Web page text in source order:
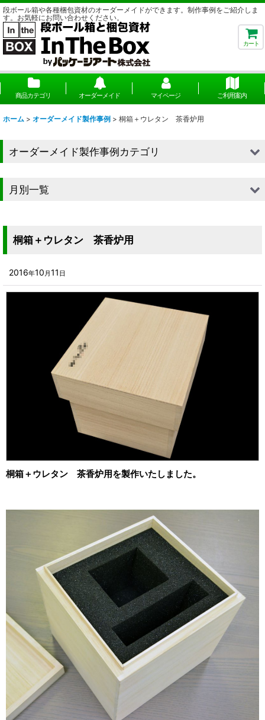
段ボール箱や各種梱包資材のオーダーメイドができます。制作事例をご紹介しま
す。お気軽にお問い合わせください。
カート
商品カテゴリ オーダーメイド マイページ ご利用案内
ホーム > オーダーメイド製作事例 > 桐箱＋ウレタン 茶香炉用
桐箱＋ウレタン 茶香炉用
2016年10 月11 日
桐箱＋ウレタン 茶香炉用を製作いたしました。
オーダーメイド製作事例カテゴリ
■段ボール（箱以外）
■組箱
■その他箱・ケース
■袋
■気泡緩衝材・ミラーマット
■その他発泡材・緩衝材
■その他資材
楽器・音響機器用
スポーツ・アウトドア・健康用
靴・衣類・アパレル小物用
記録メディア用（USBほか）
車・モビリティ用
産業・電化製品用
ノベルティ
アニメ関連
月別一覧
2025年
2023年
2015年
2009年